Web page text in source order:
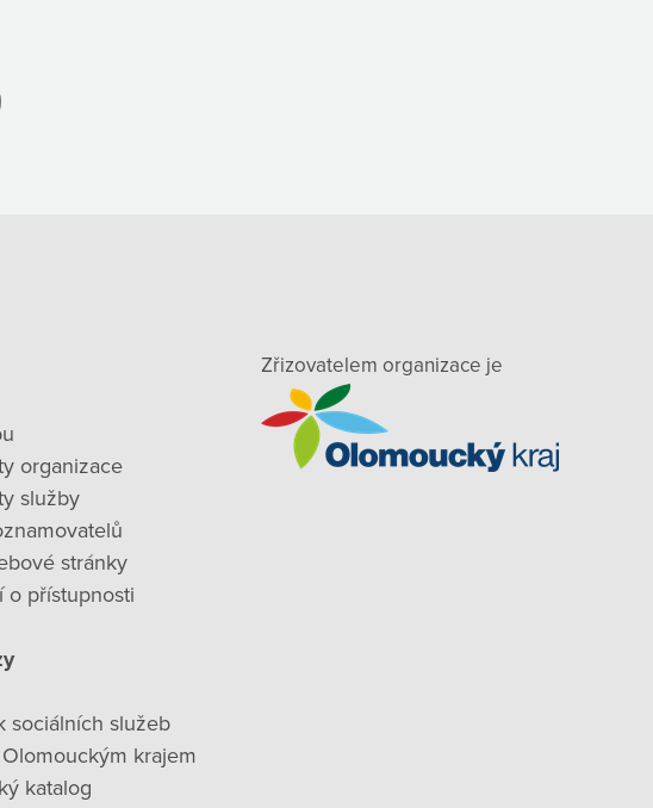
organizace
služby
stránky
o přístupnosti
sociálních služeb
krajem
katalog
Zřizovatelem organizace je